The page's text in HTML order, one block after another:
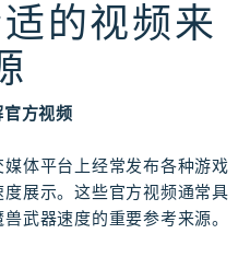
的视频来
方视频
体平台上经常发布各种游戏
展示。这些官方视频通常具
武器速度的重要参考来源。